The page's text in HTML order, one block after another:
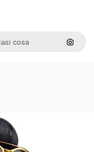
Cerca